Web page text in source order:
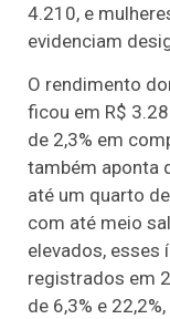
4.210, e
evidenciam
O rendimento
ficou em R$
de 2,3% em
também aponta
até um quarto
com até meio
elevados, esses
registrados em
de 6,3% e